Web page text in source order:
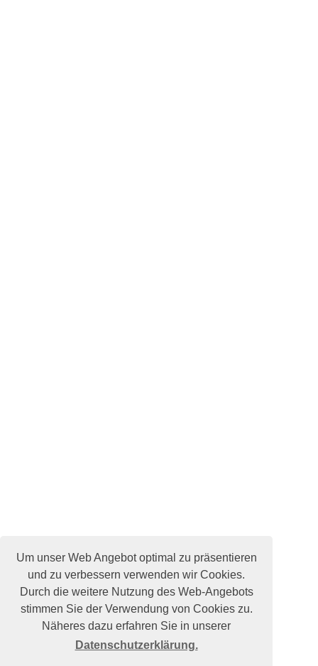
Um unser Web Angebot optimal zu präsentieren
und zu verbessern verwenden wir Cookies.
Durch die weitere Nutzung des Web-Angebots
stimmen Sie der Verwendung von Cookies zu.
Näheres dazu erfahren Sie in unserer
Datenschutzerklärung.